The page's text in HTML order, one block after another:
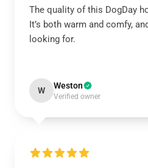
The quality of this DogDay
It’s both warm and comfy,
looking for.
W Weston
Verified owner